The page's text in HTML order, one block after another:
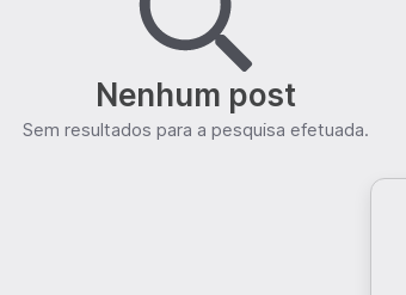
Nenhum post
Sem resultados para a pesquisa efetuada.